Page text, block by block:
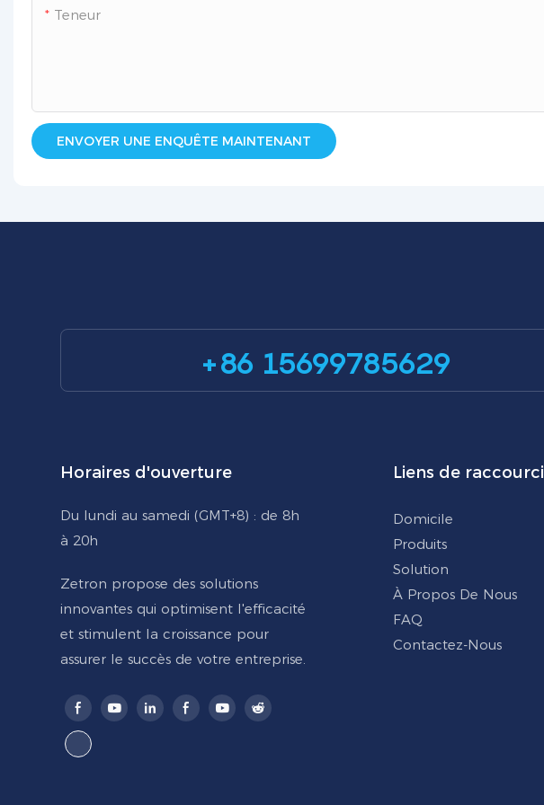
Teneur
ENVOYER UNE ENQUÊTE MAINTENANT
+86 15699785629
Horaires d'ouverture
Du lundi au samedi (GMT+8) : de 8h
à 20h
Zetron propose des solutions
innovantes qui optimisent l'efficacité
et stimulent la croissance pour
assurer le succès de votre entreprise.
Liens de raccourci
Domicile
Produits
Solution
À Propos De Nous
FAQ
Contactez-Nous